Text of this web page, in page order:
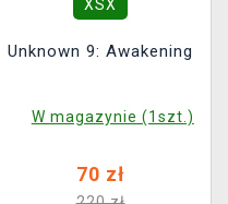
XSX
Unknown 9: Awakening
W magazynie (1szt.)
70 zł